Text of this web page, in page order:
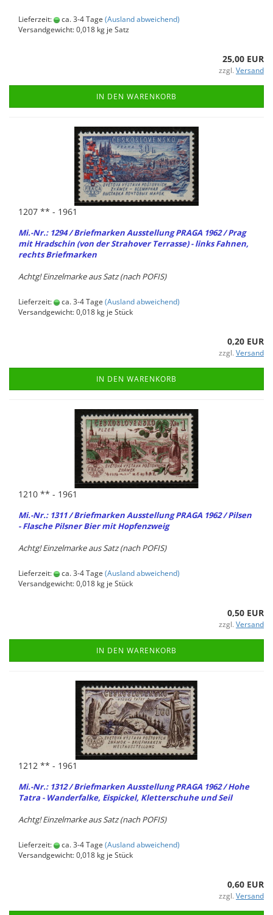
Lieferzeit: ca. 3-4 Tage (Ausland abweichend)
Versandgewicht:0,018 kg je Satz
25,00 EUR
zzgl. Versand
IN DEN WARENKORB
1207 ** - 1961
Mi.-Nr.: 1294 / Brief­mar­ken Aus­stel­lung PRAGA 1962 / Prag
mit Hr­ad­schin (von der Stra­ho­ver Ter­ras­se) - links Fah­nen,
rechts Brief­mar­ken
Achtg! Ein­zel­mar­ke aus Satz (nach POFIS)
Lieferzeit: ca. 3-4 Tage (Ausland abweichend)
Versandgewicht:0,018 kg je Stück
0,20 EUR
zzgl. Versand
IN DEN WARENKORB
1210 ** - 1961
Mi.-Nr.: 1311 / Brief­mar­ken Aus­stel­lung PRAGA 1962 / Pil­sen
- Fla­sche Pils­ner Bier mit Hopf­en­zweig
Achtg! Ein­zel­mar­ke aus Satz (nach POFIS)
Lieferzeit: ca. 3-4 Tage (Ausland abweichend)
Versandgewicht:0,018 kg je Stück
0,50 EUR
zzgl. Versand
IN DEN WARENKORB
1212 ** - 1961
Mi.-Nr.: 1312 / Brief­mar­ken Aus­stel­lung PRAGA 1962 / Hohe
Tatra - Wan­der­fal­ke, Eis­pi­ckel, Klet­ter­schu­he und Seil
Achtg! Ein­zel­mar­ke aus Satz (nach POFIS)
Lieferzeit: ca. 3-4 Tage (Ausland abweichend)
Versandgewicht:0,018 kg je Stück
0,60 EUR
zzgl. Versand